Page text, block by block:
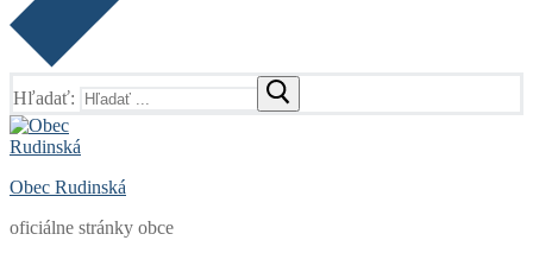
Hľadať:
Obec Rudinská
oficiálne stránky obce